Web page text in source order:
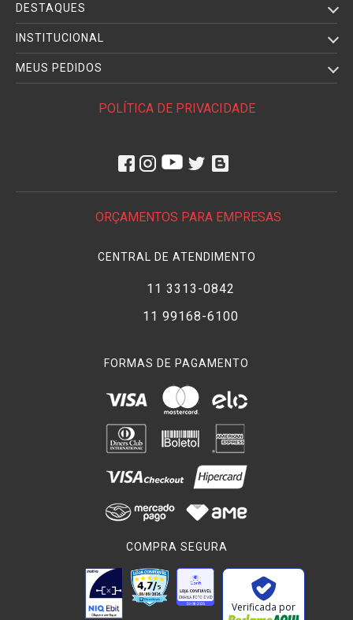
DESTAQUES
INSTITUCIONAL
MEUS PEDIDOS
POLÍTICA DE PRIVACIDADE
ORÇAMENTOS PARA EMPRESAS
CENTRAL DE ATENDIMENTO
11 3313-0842
11 99168-6100
FORMAS DE PAGAMENTO
COMPRA SEGURA
Verificada por